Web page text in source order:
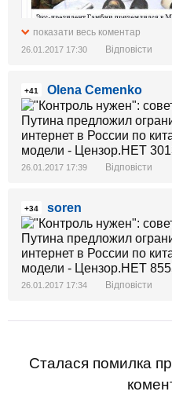
показати весь коментар
26.01.2017 17:30 Відповісти
+41 Olena Cemenko
26.01.2017 17:39 Відповісти
+34 soren
26.01.2017 17:34 Відповісти
Сталася помилка